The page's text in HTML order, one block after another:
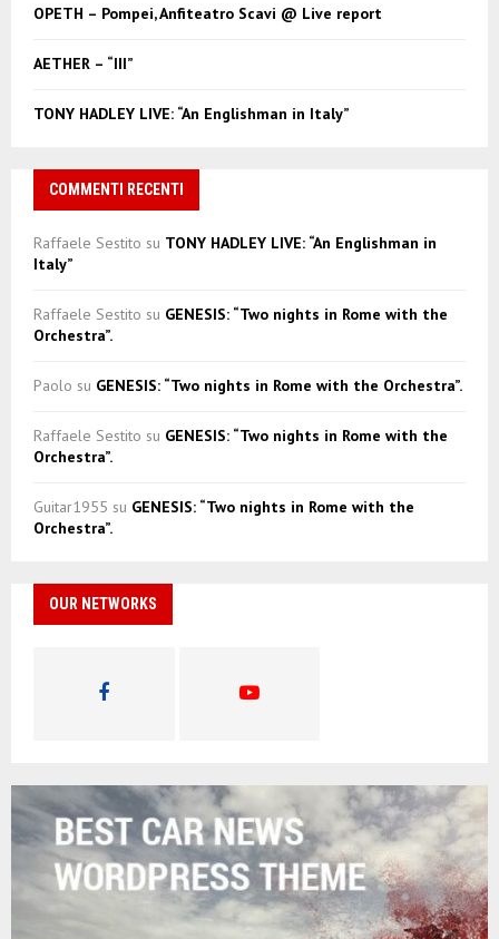
OPETH – Pompei, Anfiteatro Scavi @ Live report
AETHER – “III”
TONY HADLEY LIVE: “An Englishman in Italy”
COMMENTI RECENTI
Raffaele Sestito su TONY HADLEY LIVE: “An Englishman in
Italy”
Raffaele Sestito su GENESIS: “Two nights in Rome with the
Orchestra”.
Paolo su GENESIS: “Two nights in Rome with the Orchestra”.
Raffaele Sestito su GENESIS: “Two nights in Rome with the
Orchestra”.
Guitar1955 su GENESIS: “Two nights in Rome with the
Orchestra”.
OUR NETWORKS